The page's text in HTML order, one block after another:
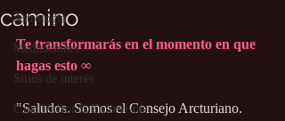
Astrología
Meditaciones
Sitios de interés
Canalizaciones/Entrevistas
camino
Te transformarás en el momento en que
hagas esto ∞
"Saludos. Somos el Consejo Arcturiano.